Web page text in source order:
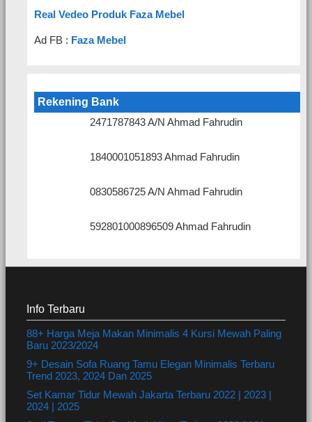
Real Vedeo Produk Faza Mebel
Ad FB : Faza Mebel
Rekening Bank
2471787843 A/N Ahmad Fahrudin
1840001051893 Ahmad Fahrudin
0830586725 A/N Ahmad Fahrudin
592801000896509 Ahmad Fahrudin
Info Terbaru
88+ Harga Meja Makan Minimalis 4 Kursi Mewah Paling
Baru 2023/2024
9+ Desain Sofa Ruang Tamu Elegan Minimalis Terbaru
Trend 2023, 2024 Dan 2025
Set Kamar Tidur Mewah Jakarta Terbaru 2022 | 2023 |
2024 | 2025